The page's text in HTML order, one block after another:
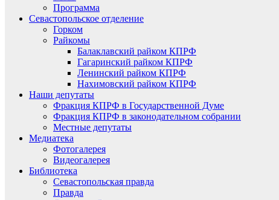
Программа
Севастопольское отделение
Горком
Райкомы
Балаклавский райком КПРФ
Гагаринский райком КПРФ
Ленинский райком КПРФ
Нахимовский райком КПРФ
Наши депутаты
Фракция КПРФ в Государственной Думе
Фракция КПРФ в законодательном собрании
Местные депутаты
Медиатека
Фотогалерея
Видеогалерея
Библиотека
Севастопольская правда
Правда